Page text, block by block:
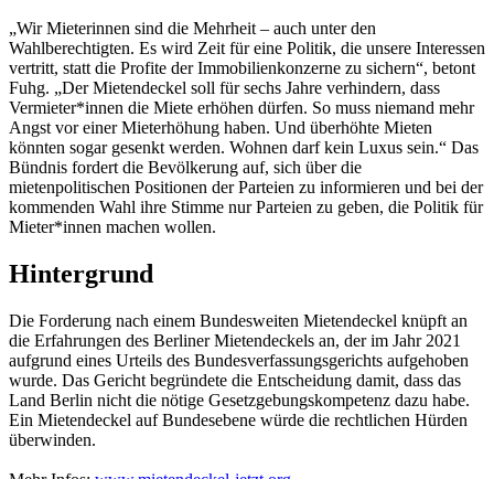
„Wir Mieterinnen sind die Mehrheit – auch unter den
Wahlberechtigten. Es wird Zeit für eine Politik, die unsere Interessen
vertritt, statt die Profite der Immobilienkonzerne zu sichern“, betont
Fuhg. „Der Mietendeckel soll für sechs Jahre verhindern, dass
Vermieter*innen die Miete erhöhen dürfen. So muss niemand mehr
Angst vor einer Mieterhöhung haben. Und überhöhte Mieten
könnten sogar gesenkt werden. Wohnen darf kein Luxus sein.“ Das
Bündnis fordert die Bevölkerung auf, sich über die
mietenpolitischen Positionen der Parteien zu informieren und bei der
kommenden Wahl ihre Stimme nur Parteien zu geben, die Politik für
Mieter*innen machen wollen.
Hintergrund
Die Forderung nach einem Bundesweiten Mietendeckel knüpft an
die Erfahrungen des Berliner Mietendeckels an, der im Jahr 2021
aufgrund eines Urteils des Bundesverfassungsgerichts aufgehoben
wurde. Das Gericht begründete die Entscheidung damit, dass das
Land Berlin nicht die nötige Gesetzgebungskompetenz dazu habe.
Ein Mietendeckel auf Bundesebene würde die rechtlichen Hürden
überwinden.